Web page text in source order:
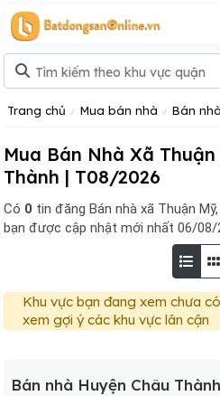
Trang chủ Mua bán nhà Bán
Mua Bán Nhà Xã
Thành | T08/2026
Có 0 tin đăng Bán nhà xã Thuận
bạn được cập nhật mới nhất 06/08/
Khu vực bạn đang xem chưa
xem gợi ý các khu vực lân cận
Bán nhà Huyện Châu